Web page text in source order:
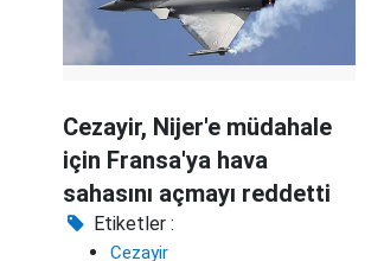
Cezayir, Nijer'e müdahale
için Fransa'ya hava
sahasını açmayı reddetti
Etiketler :
Cezayir